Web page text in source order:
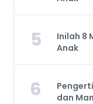
5
Inilah 8
Anak
6
dan